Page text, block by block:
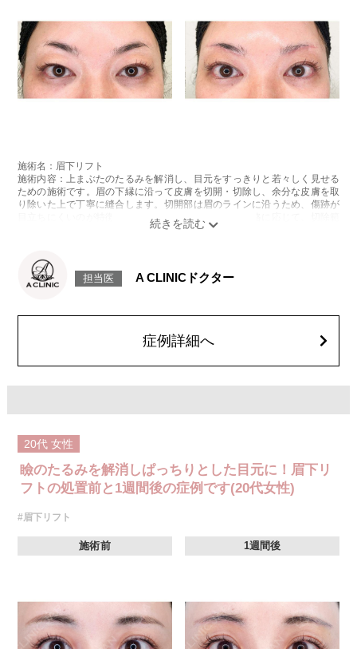
施術名：眉下リフト
施術内容：上まぶたのたるみを解消し、目元をすっきりと若々しく見せる
ための施術です。眉の下縁に沿って皮膚を切開・切除し、余分な皮膚を取
り除いた上で丁寧に縫合します。切開部は眉のラインに沿うため、傷跡が
目立ちにくいのが特徴です。まぶたのたるみ具合や骨格に応じて、切除範
囲やデザインを個別に調整し、自然な仕上がりを目指します。
リスク、副作用：腫れ、内出血、疼痛などが術後一時的に生じることがご
ざいます。また、稀に細菌感染症、左右差、肥厚性瘢痕、兎眼、縫合糸の
費用：437,800円(税込)〜932,800円(税込)
オプション：笑気麻酔 3,300円(税込)
担当医 A CLINICドクター
症例詳細へ
20代 女性
瞼のたるみを解消しぱっちりとした目元に！眉下リ
フトの処置前と1週間後の症例です(20代女性)
#眉下リフト
施術前 1週間後